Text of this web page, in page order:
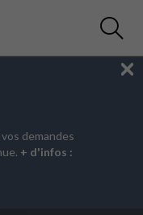
demandes
+ d'infos :